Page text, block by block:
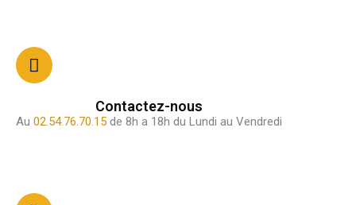
Contactez-nous
Au 02.54.76.70.15 de 8h a 18h du Lundi au Vendredi